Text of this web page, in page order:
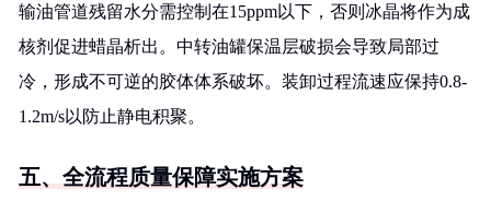
输油管道残留水分需控制在15ppm以下，否则冰晶将作为成
核剂促进蜡晶析出。中转油罐保温层破损会导致局部过
冷，形成不可逆的胶体体系破坏。装卸过程流速应保持0.8-
1.2m/s以防止静电积聚。
五、全流程质量保障实施方案